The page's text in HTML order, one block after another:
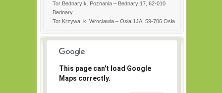
Tor Bednary k. Poznania – Bednary 17, 62-010
Bednary
Tor Krzywa, k. Wrocławia – Osła 1JA, 59-706 Osła
This page can't load Google
Maps correctly.